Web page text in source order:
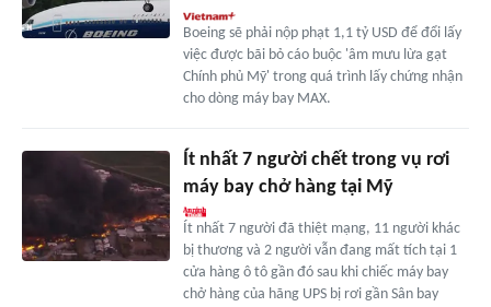
Boeing sẽ phải nộp phạt 1,1 tỷ USD để đổi lấy
việc được bãi bỏ cáo buộc 'âm mưu lừa gạt
Chính phủ Mỹ' trong quá trình lấy chứng nhận
cho dòng máy bay MAX.
Ít nhất 7 người chết trong vụ rơi
máy bay chở hàng tại Mỹ
Ít nhất 7 người đã thiệt mạng, 11 người khác
bị thương và 2 người vẫn đang mất tích tại 1
cửa hàng ô tô gần đó sau khi chiếc máy bay
chở hàng của hãng UPS bị rơi gần Sân bay